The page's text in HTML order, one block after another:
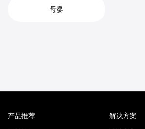
母婴
产品推荐 解决方案